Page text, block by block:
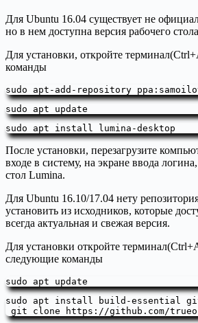
Для Ubuntu 16.04 существует не
но в нем доступна версия рабочего
Для установки, откройте
команды
sudo apt-add-repository
sudo apt update
sudo apt install lumina-desktop
После установки, перезагрузите
входе в систему, на экране ввода
стол Lumina.
Для Ubuntu 16.10/17.04 нету
установить из исходников, которые
всегда актуальная и свежая версия.
Для установки откройте
следующие команды
sudo apt update
sudo apt install build-essential git
git clone https://github.com/